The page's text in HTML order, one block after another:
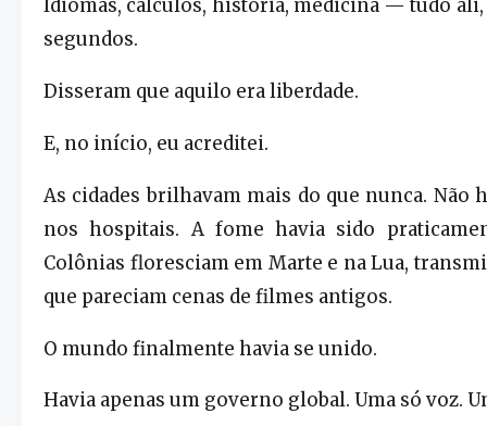
Idiomas, cálculos, história, medicina — tudo
segundos.
Disseram que aquilo era liberdade.
E, no início, eu acreditei.
As cidades brilhavam mais do que nunca. Não
nos hospitais. A fome havia sido
Colônias floresciam em Marte e na Lua,
que pareciam cenas de filmes antigos.
O mundo finalmente havia se unido.
Havia apenas um governo global. Uma só voz.